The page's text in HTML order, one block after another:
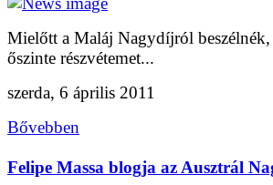
Mielőtt a Maláj Nagydíjról beszélnék,
őszinte részvétemet...
szerda, 6 április 2011
Bővebben
Felipe Massa blogja az Ausztrál